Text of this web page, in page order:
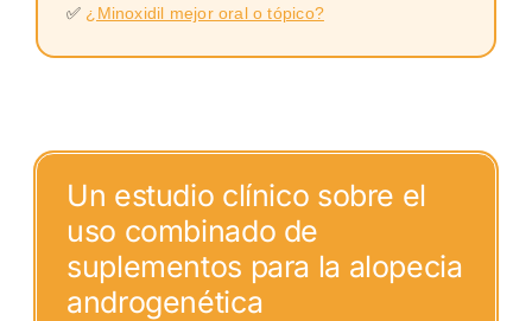
✅ ¿Minoxidil mejor oral o tópico?
Un estudio clínico sobre el
uso combinado de
suplementos para la alopecia
androgenética